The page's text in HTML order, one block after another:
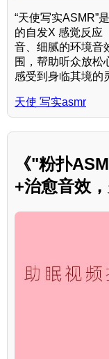
“天使写实ASMR”
的自发X 感觉反应
音、细腻的环境音
围，帮助听众放松
感受到身临其境的
天使 写实asmr
《"粉扑
+治愈音效